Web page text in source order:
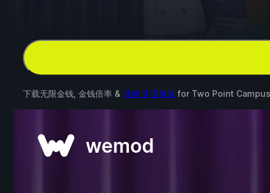
下载无限金钱, 金钱倍率 & 其他 9 项修改 for Two Point Campus